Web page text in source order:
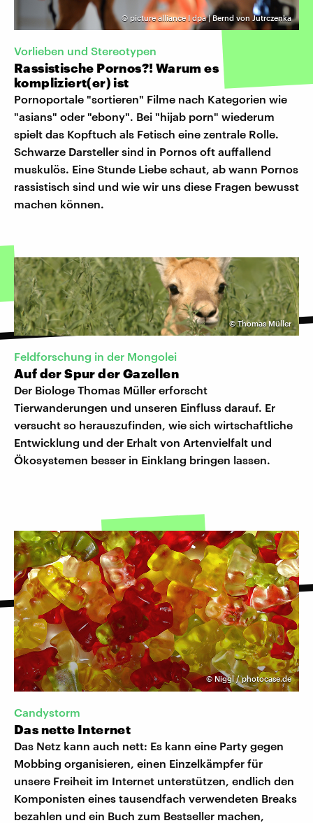
© picture alliance I dpa | Bernd von Jutrczenka
Vorlieben und Stereotypen
Rassistische Pornos?! Warum es
kompliziert(er) ist
Pornoportale "sortieren" Filme nach Kategorien wie
"asians" oder "ebony". Bei "hijab porn" wiederum
spielt das Kopftuch als Fetisch eine zentrale Rolle.
Schwarze Darsteller sind in Pornos oft auffallend
muskulös. Eine Stunde Liebe schaut, ab wann Pornos
rassistisch sind und wie wir uns diese Fragen bewusst
machen können.
©Thomas Müller
Feldforschung in der Mongolei
Auf der Spur der Gazellen
Der Biologe Thomas Müller erforscht
Tierwanderungen und unseren Einfluss darauf. Er
versucht so herauszufinden, wie sich wirtschaftliche
Entwicklung und der Erhalt von Artenvielfalt und
Ökosystemen besser in Einklang bringen lassen.
© Niggl / photocase.de
Candystorm
Das nette Internet
Das Netz kann auch nett: Es kann eine Party gegen
Mobbing organisieren, einen Einzelkämpfer für
unsere Freiheit im Internet unterstützen, endlich den
Komponisten eines tausendfach verwendeten Breaks
bezahlen und ein Buch zum Bestseller machen,